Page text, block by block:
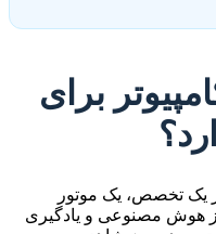
برای
یک تخصص، یک موتور
هوش مصنوعی و یادگیری